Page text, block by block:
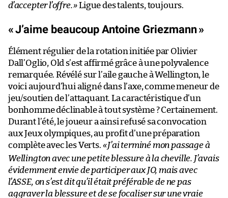
d’accepter l’offre.»Ligue des talents, toujours.
«J’aime beaucoup Antoine Griezmann»
Élément régulier de la rotation initiée par Olivier
Dall’Oglio, Old s’est affirmé grâce à une polyvalence
remarquée. Révélé sur l’aile gauche à Wellington, le
voici aujourd’hui aligné dans l’axe, comme meneur de
jeu/soutien de l’attaquant. La caractéristique d’un
bonhomme déclinable à tout système ? Certainement.
Durant l’été, le joueur a ainsi refusé sa convocation
aux Jeux olympiques, au profit d’une préparation
complète avec les Verts. «J’ai terminé mon passage à
Wellington avec une petite blessure à la cheville. J’avais
évidemment envie de participer aux JO, mais avec
l’ASSE, on s’est dit qu’il était préférable de ne pas
aggraver la blessure et de se focaliser sur une vraie